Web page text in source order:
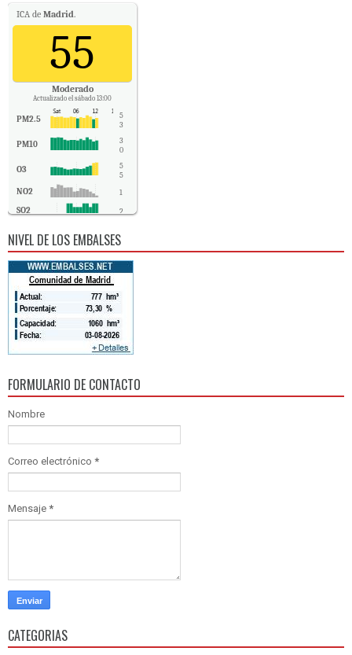
ICA de Madrid.
55
Moderado
Actualizado el sábado 13:00
PM2.5
5
3
PM10
3
0
O3
5
5
NO2 1
SO2 2
NIVEL DE LOS EMBALSES
FORMULARIO DE CONTACTO
Nombre
Correo electrónico *
Mensaje *
CATEGORIAS